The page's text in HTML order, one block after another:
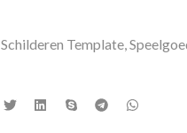
Schilderen Template,